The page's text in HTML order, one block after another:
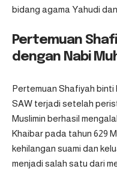
bidang agama Yahudi
Pertemuan
dengan Nabi
Pertemuan Shafiyah binti
SAW terjadi setelah
Muslimin berhasil
Khaibar pada tahun 629
kehilangan suami dan
menjadi salah satu dari